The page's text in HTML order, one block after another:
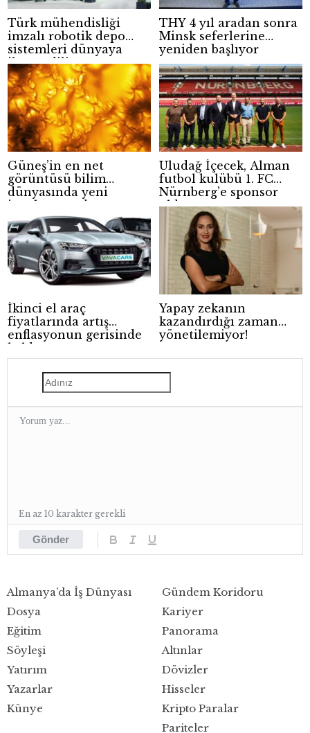
Türk mühendisliği
imzalı robotik depo
sistemleri dünyaya
ihraç ediliyor
THY 4 yıl aradan sonra
Minsk seferlerine
yeniden başlıyor
Güneş’in en net
görüntüsü bilim
dünyasında yeni
ipuçları sundu
Uludağ İçecek, Alman
futbol kulübü 1. FC
Nürnberg’e sponsor
oldu
İkinci el araç
fiyatlarında artış
enflasyonun gerisinde
kaldı
Yapay zekanın
kazandırdığı zaman
yönetilemiyor!
Gönder
En az 10 karakter gerekli
Almanya’da İş Dünyası
Dosya
Eğitim
Gündem Koridoru
Kariyer
Panorama
Söyleşi
Yatırım
Yazarlar
Künye
Altınlar
Dövizler
Hisseler
Kripto Paralar
Pariteler